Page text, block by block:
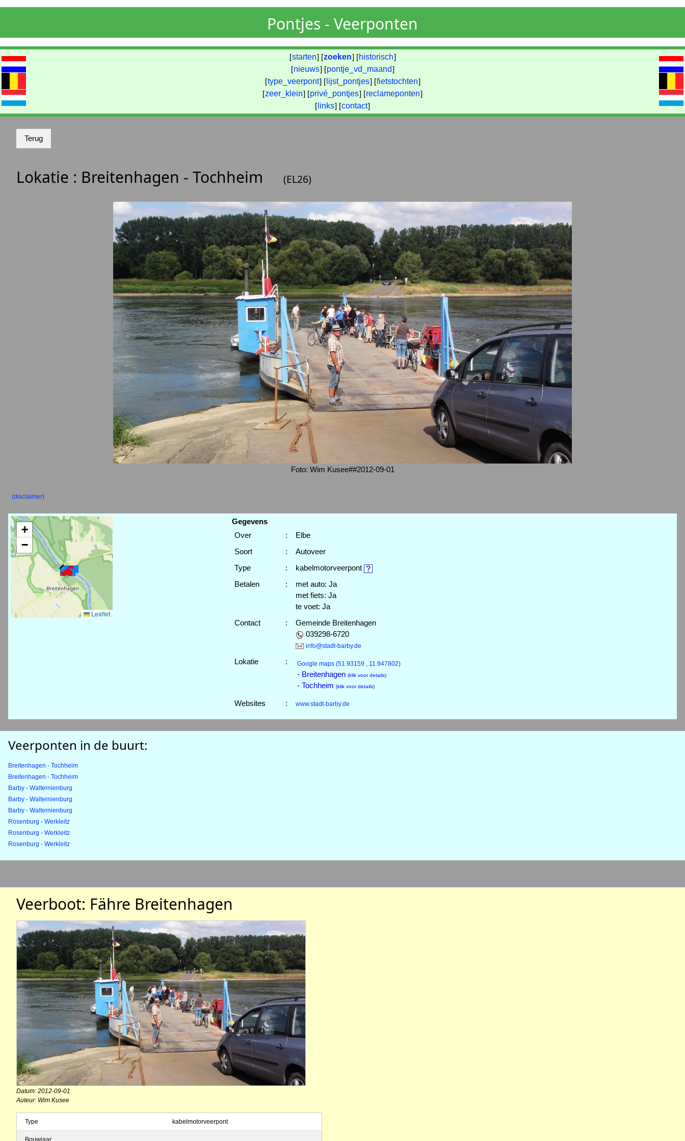
Pontjes - Veerponten
[starten] [zoeken] [ historisch]
[nieuws] [pontje_vd_maand]
[type_veerpont] [ lijst_pontjes] [fietstochten]
[zeer_klein] [privé_pontjes] [reclameponten]
[ links] [contact]
Lokatie : Breitenhagen - Tochheim (EL26)
Foto: Wim Kusee##2012-09-01
(disclaimer)
+
−
Leaflet
Gegevens
Over
:
Elbe
Soort
:
Autoveer
Type
:
kabelmotorveerpont
Betalen
:
met auto: Ja
met fiets: Ja
te voet: Ja
Contact
:
Gemeinde Breitenhagen
039298-6720
info@stadt-barby.de
Lokatie : Google maps (51.93159 , 11.947802)
- Breitenhagen (klik voor details)
- Tochheim (klik voor details)
Websites : www.stadt-barby.de
Veerponten in de buurt:
Breitenhagen - Tochheim
Breitenhagen - Tochheim
Barby - Walternienburg
Barby - Walternienburg
Barby - Walternienburg
Rosenburg - Werkleitz
Rosenburg - Werkleitz
Rosenburg - Werkleitz
Veerboot: Fähre Breitenhagen
Datum: 2012-09-01
Auteur: Wim Kusee
Type kabelmotorveerpont